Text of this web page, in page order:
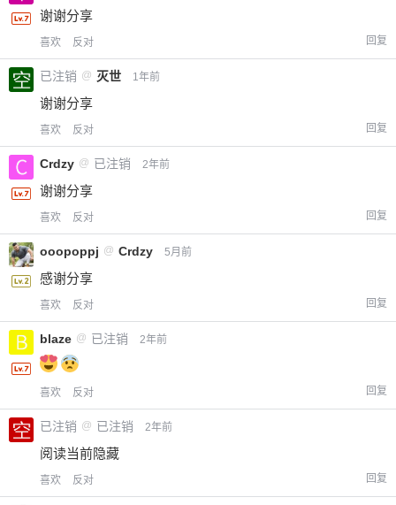
2 元 5 元 10 元
付费内容
¥
谢谢分享
喜欢 反对 回复
已注销 @ 灭世 1年前
谢谢分享
喜欢 反对 回复
Crdzy @ 已注销 2年前
谢谢分享
喜欢 反对 回复
ooopoppj @ Crdzy 5月前
感谢分享
喜欢 反对 回复
blaze @ 已注销 2年前
喜欢 反对 回复
已注销 @ 已注销 2年前
阅读当前隐藏
喜欢 反对 回复
您没有权限发布内容，请购买会员或者提升权
忘记密码？